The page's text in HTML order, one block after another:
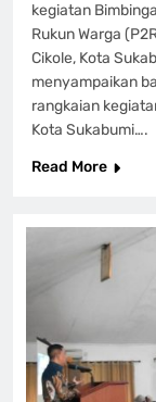
kegiatan
Rukun Warga
Cikole, Kota
menyampaikan
rangkaian
Kota Sukabumi….
Read More